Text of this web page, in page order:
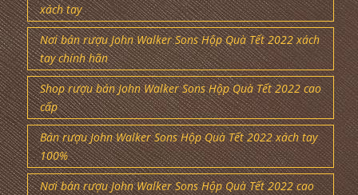
xách tay
Nơi bán rượu John Walker Sons Hộp Quà Tết 2022 xách
tay chính hãn
Shop rượu bán John Walker Sons Hộp Quà Tết 2022 cao
cấp
Bán rượu John Walker Sons Hộp Quà Tết 2022 xách tay
100%
Nơi bán rượu John Walker Sons Hộp Quà Tết 2022 cao